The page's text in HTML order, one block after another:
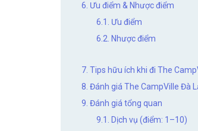
6. Ưu điểm & Nhược điểm
6.1. Ưu điểm
6.2. Nhược điểm
7. Tips hữu ích khi đi The
8. Đánh giá The CampVille Đà
9. Đánh giá tổng quan
9.1. Dịch vụ (điểm: 1–10)